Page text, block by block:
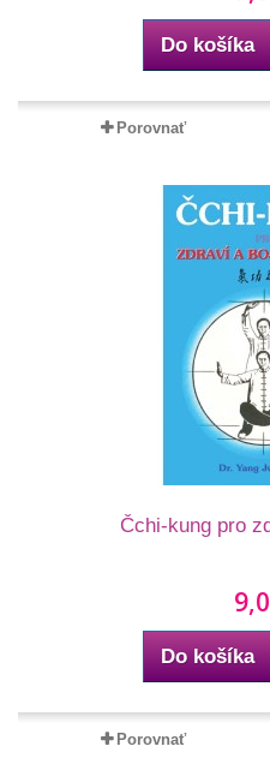
Do košíka
Porovnať
Čchi-kung pro
Do košíka
Porovnať